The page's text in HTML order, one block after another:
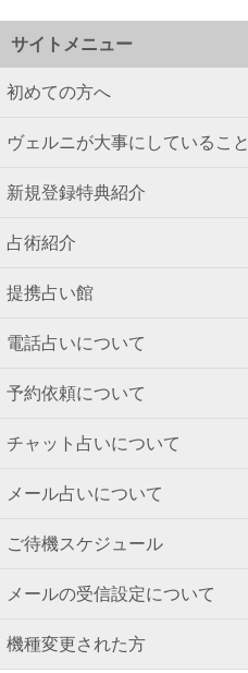
サイトメニュー
初めての方へ
ヴェルニが大事にしていること
新規登録特典紹介
占術紹介
提携占い館
電話占いについて
予約依頼について
チャット占いについて
メール占いについて
ご待機スケジュール
メールの受信設定について
機種変更された方